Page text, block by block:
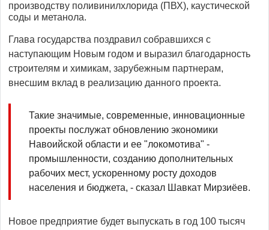
производству поливинилхлорида (ПВХ), каустической
соды и метанола.
Глава государства поздравил собравшихся с
наступающим Новым годом и выразил благодарность
строителям и химикам, зарубежным партнерам,
внесшим вклад в реализацию данного проекта.
Такие значимые, современные, инновационные
проекты послужат обновлению экономики
Навоийской области и ее "локомотива" -
промышленности, созданию дополнительных
рабочих мест, ускоренному росту доходов
населения и бюджета, - сказал Шавкат Мирзиёев.
Новое предприятие будет выпускать в год 100 тысяч